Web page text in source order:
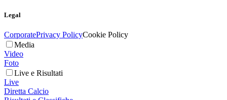
Legal
CorporatePrivacy PolicyCookie Policy
Media
Video
Foto
Live e Risultati
Live
Diretta Calcio